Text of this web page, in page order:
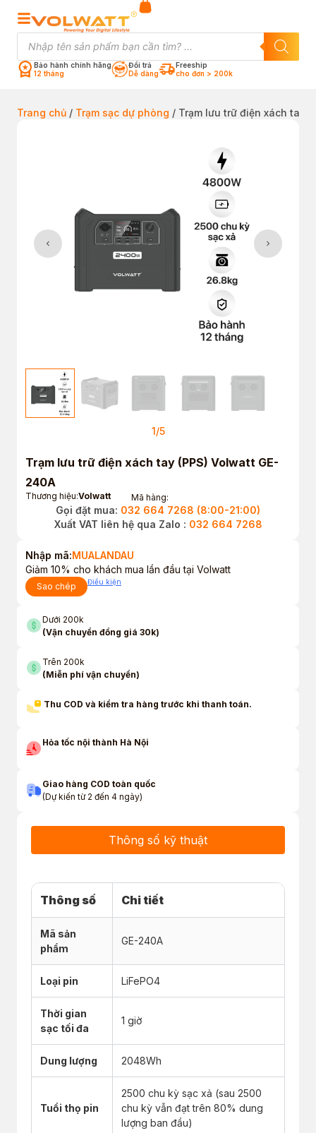
Bảo hành chính hãng
12 tháng
Đổi trả
Dễ dàng
Freeship
cho đơn > 200k
Trang chủ / Trạm sạc dự phòng / Trạm lưu trữ điện xách tay
1/5
Trạm lưu trữ điện xách tay (PPS) Volwatt GE-
240A
Thương hiệu:Volwatt Mã hàng:
Gọi đặt mua: 032 664 7268 (8:00-21:00)
Xuất VAT liên hệ qua Zalo : 032 664 7268
Nhập mã:MUALANDAU
Giảm 10% cho khách mua lần đầu tại Volwatt
Sao chép Điều kiện
Dưới 200k
(Vận chuyển đồng giá 30k)
Trên 200k
(Miễn phí vận chuyển)
Thu COD và kiểm tra hàng trước khi thanh toán.
Hỏa tốc nội thành Hà Nội
Giao hàng COD toàn quốc
(Dự kiến từ 2 đến 4 ngày)
Thông số kỹ thuật
Thông số Chi tiết
Mã sản
phẩm
GE-240A
Loại pin LiFePO4
Thời gian
sạc tối đa
1 giờ
Dung lượng 2048Wh
Tuổi thọ pin
2500 chu kỳ sạc xả (sau 2500
chu kỳ vẫn đạt trên 80% dung
lượng ban đầu)